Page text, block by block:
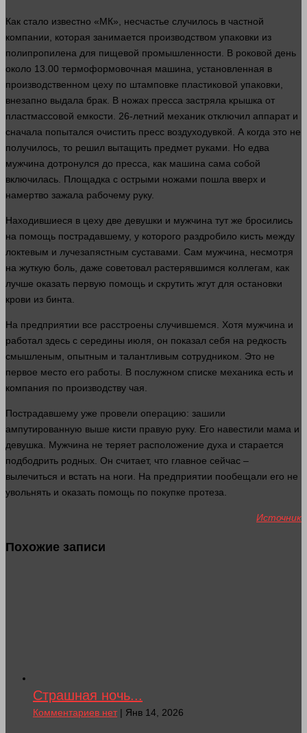
Как стало известно «МК», несчастье случилось в частной
компании , которая занимается производством упаковки из
полипропилена для пищевой промышленности. В роковой день
около 13.00 термоформовочная машина , установленная в
производственном цеху по штамповке пластиковой упаковки,
внезапно выдала брак. В ножах пресса застряла крышка от
пластмассовой емкости. 26-летний механик отключил аппарат и
сначала попытался очистить пресс воздуходувкой. А когда это не
получилось, то решил вытащить предмет руками . Но едва
мужчина дотронулся до пресса, как машина сама собой
включилась. Площадка с острыми ножами пошла вверх и
намертво зажала рабочему руку.
Находившиеся в цеху две девушки и мужчина тут же бросились
на помощь пострадавшему, у которого раздробило кисть между
локтевым и лучезапястным суставами. Сам мужчина, несмотря
на жуткую боль , даже советовал растерявшимся коллегам, как
лучше оказать первую помощь и скрутить жгут для остановки
крови из бинта.
На предприятии все расстроены случившемся. Хотя мужчина и
работал здесь с середины июля, он показал себя на редкость
смышленым, опытным и талантливым сотрудником. Это не
первое место его работы . В послужном списке механика есть и
компания по производству чая.
Пострадавшему уже провели операцию: зашили
ампутированную выше кисти правую руку. Его навестили мама и
девушка. Мужчина не теряет расположение духа и старается
подбодрить родных. Он считает, что главное сейчас –
вылечиться и встать на ноги . На предприятии пообещали его не
увольнять и оказать помощь по покупке протеза.
Источник
Похожие записи
Страшная ночь...
Комментариев нет| Янв 14, 2026